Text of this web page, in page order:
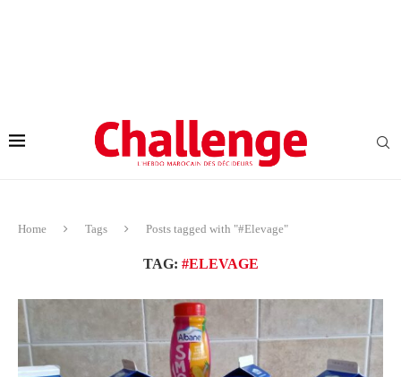
Home Tags Posts tagged with "#Elevage"
TAG: #ELEVAGE